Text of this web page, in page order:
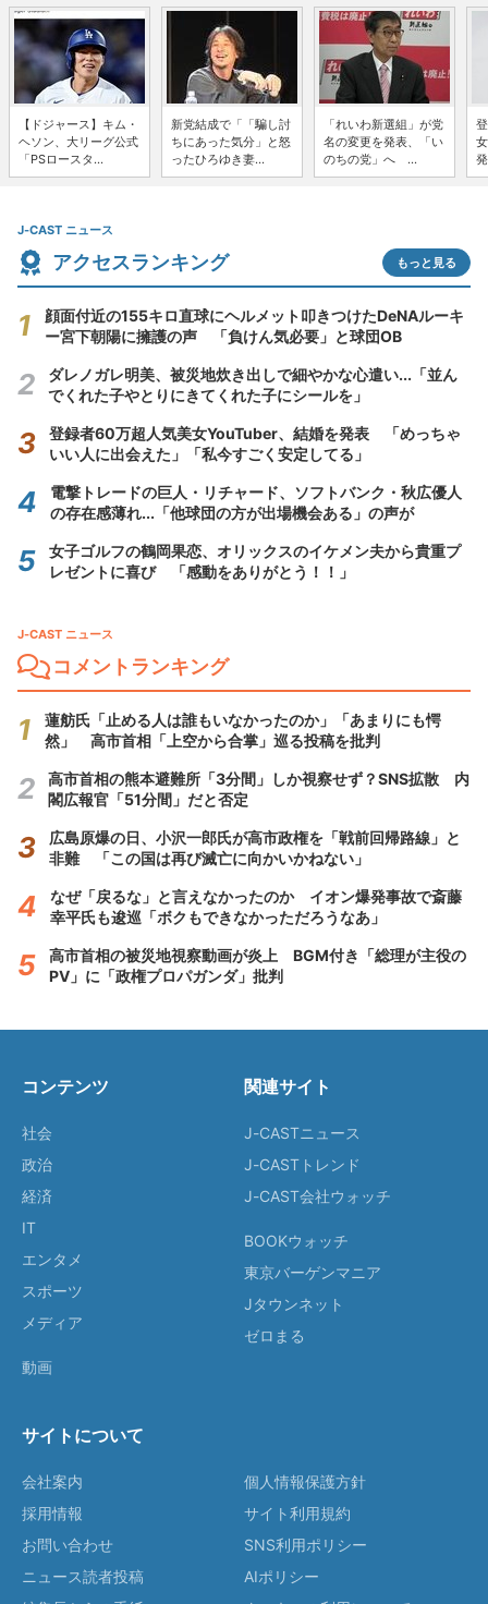
【ドジャース】キム・
ヘソン、大リーグ公式
「PSロースタ...
新党結成で「「騙し討
ちにあった気分」と怒
ったひろゆき妻...
「れいわ新選組」が党
名の変更を発表、「い
のちの党」へ ...
J-CAST ニュース
アクセスランキング もっと見る
顔面付近の155キロ直球にヘルメット叩きつけたDeNAルーキ
ー宮下朝陽に擁護の声 「負けん気必要」と球団OB
ダレノガレ明美、被災地炊き出しで細やかな心遣い...「並ん
でくれた子やとりにきてくれた子にシールを」
登録者60万超人気美女YouTuber、結婚を発表 「めっちゃ
いい人に出会えた」「私今すごく安定してる」
電撃トレードの巨人・リチャード、ソフトバンク・秋広優人
の存在感薄れ...「他球団の方が出場機会ある」の声が
女子ゴルフの鶴岡果恋、オリックスのイケメン夫から貴重プ
レゼントに喜び 「感動をありがとう！！」
J-CAST ニュース
コメントランキング
蓮舫氏「止める人は誰もいなかったのか」「あまりにも愕
然」 高市首相「上空から合掌」巡る投稿を批判
高市首相の熊本避難所「3分間」しか視察せず？SNS拡散 内
閣広報官「51分間」だと否定
広島原爆の日、小沢一郎氏が高市政権を「戦前回帰路線」と
非難 「この国は再び滅亡に向かいかねない」
なぜ「戻るな」と言えなかったのか イオン爆発事故で斎藤
幸平氏も逡巡「ボクもできなかっただろうなあ」
高市首相の被災地視察動画が炎上 BGM付き「総理が主役の
PV」に「政権プロパガンダ」批判
コンテンツ
社会
政治
経済
IT
エンタメ
スポーツ
メディア
動画
関連サイト
J-CASTニュース
J-CASTトレンド
J-CAST会社ウォッチ
BOOKウォッチ
東京バーゲンマニア
Jタウンネット
ゼロまる
サイトについて
会社案内
採用情報
お問い合わせ
ニュース読者投稿
個人情報保護方針
サイト利用規約
SNS利用ポリシー
AIポリシー